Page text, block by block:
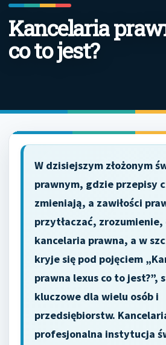
Kancelaria
co to jest?
W dzisiejszym złożonym
prawnym, gdzie przepisy
zmieniają, a zawiłości
przytłaczać,
kancelaria prawna, a w
kryje się pod pojęciem
prawna lexus co to jest?”,
kluczowe dla wielu osób i
przedsiębiorstw.
profesjonalna instytucja